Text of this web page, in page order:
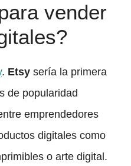
vender
. Etsy sería la primera
de popularidad
emprendedores
digitales como
o arte digital.